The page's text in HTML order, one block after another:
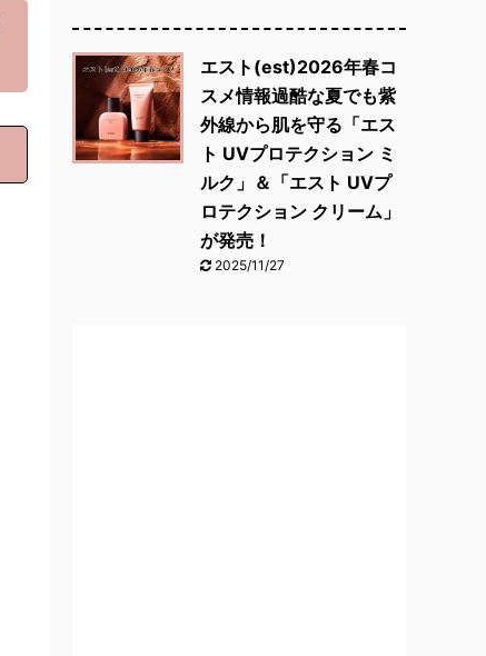
エスト(est)2026年春コ
スメ情報過酷な夏でも紫
外線から肌を守る「エス
ト UVプロテクション ミ
ルク」＆「エスト UVプ
ロテクション クリーム」
が発売！
2025/11/27